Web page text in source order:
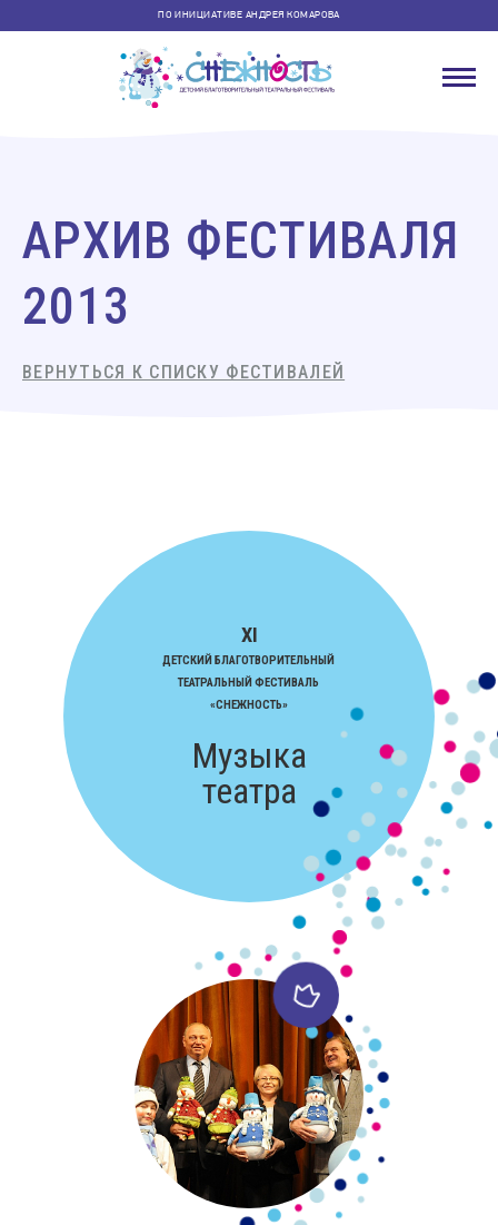
ПО ИНИЦИАТИВЕ АНДРЕЯ КОМАРОВА
АРХИВ ФЕСТИВАЛЯ
2013
ВЕРНУТЬСЯ К СПИСКУ ФЕСТИВАЛЕЙ
XI
ДЕТСКИЙ БЛАГОТВОРИТЕЛЬНЫЙ
ТЕАТРАЛЬНЫЙ ФЕСТИВАЛЬ
«СНЕЖНОСТЬ»
Музыка
театра